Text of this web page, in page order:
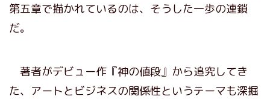
第五章で描かれているのは、そうした一歩の連鎖
だ。
著者がデビュー作『神の値段』から追究してき
た、アートとビジネスの関係性というテーマも深掘